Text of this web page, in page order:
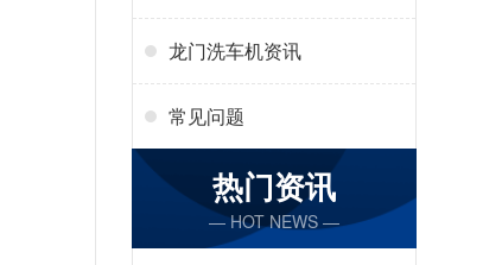
龙门洗车机资讯
常见问题
热门资讯
— HOT NEWS —